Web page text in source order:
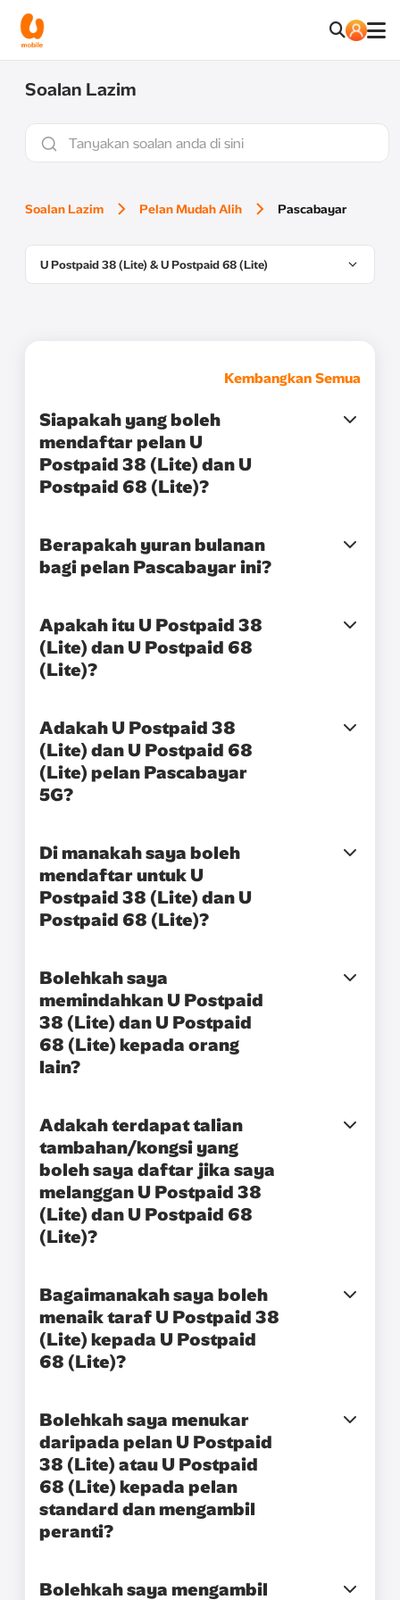
Soalan Lazim
Soalan Lazim Pelan Mudah Alih Pascabayar
U Postpaid 38 (Lite) & U Postpaid 68 (Lite)
Kembangkan Semua
Siapakah yang boleh
mendaftar pelan U
Postpaid 38 (Lite) dan U
Postpaid 68 (Lite)?
Berapakah yuran bulanan
bagi pelan Pascabayar ini?
Apakah itu U Postpaid 38
(Lite) dan U Postpaid 68
(Lite)?
Adakah U Postpaid 38
(Lite) dan U Postpaid 68
(Lite) pelan Pascabayar
5G?
Di manakah saya boleh
mendaftar untuk U
Postpaid 38 (Lite) dan U
Postpaid 68 (Lite)?
Bolehkah saya
memindahkan U Postpaid
38 (Lite) dan U Postpaid
68 (Lite) kepada orang
lain?
Adakah terdapat talian
tambahan/kongsi yang
boleh saya daftar jika saya
melanggan U Postpaid 38
(Lite) dan U Postpaid 68
(Lite)?
Bagaimanakah saya boleh
menaik taraf U Postpaid 38
(Lite) kepada U Postpaid
68 (Lite)?
Bolehkah saya menukar
daripada pelan U Postpaid
38 (Lite) atau U Postpaid
68 (Lite) kepada pelan
standard dan mengambil
peranti?
Bolehkah saya mengambil